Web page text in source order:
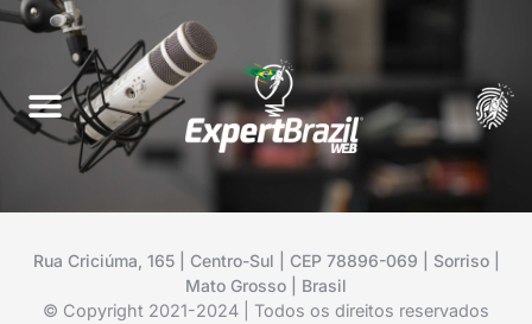
Rua Criciúma, 165 | Centro-Sul | CEP 78896-069 | Sorriso |
Mato Grosso | Brasil
© Copyright 2021-2024 | Todos os direitos reservados